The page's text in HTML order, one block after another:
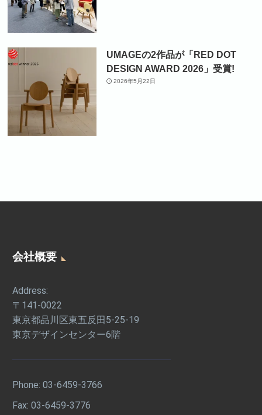
UMAGEの2作品が「RED DOT
DESIGN AWARD 2026」受賞!
2026年5月22日
会社概要
Address:
〒141-0022
東京都品川区東五反田5-25-19
東京デザインセンター6階
Phone: 03-6459-3766
Fax: 03-6459-3776